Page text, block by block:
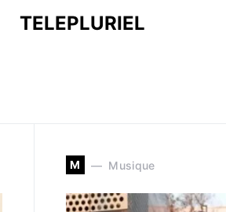
TELEPLURIEL
M Musique